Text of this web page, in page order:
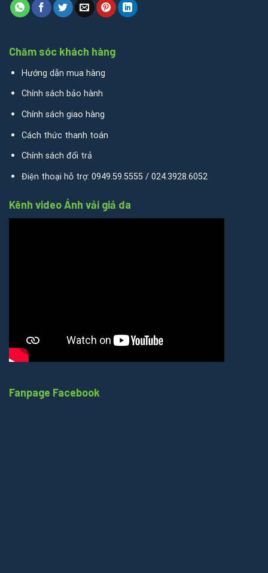
Chăm sóc khách hàng
Hướng dẫn mua hàng
Chính sách bảo hành
Chính sách giao hàng
Cách thức thanh toán
Chính sách đổi trả
Điện thoại hỗ trợ: 0949.59.5555 / 024.3928.6052
Kênh video Ánh vải giả da
Fanpage Facebook